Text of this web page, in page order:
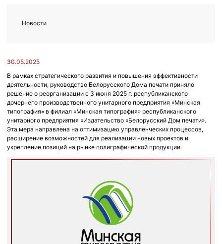
30.05.2025
В рамках стратегического развития и повышения эффективности
деятельности, руководство Белорусского Дома печати приняло
решение о реорганизации с 3 июня 2025 г. республиканского
дочернего производственного унитарного предприятия «Минская
типография» в филиал «Минская типография» республиканского
унитарного предприятия «Издательство «Белорусский Дом печати».
Эта мера направлена на оптимизацию управленческих процессов,
расширение возможностей для реализации новых проектов и
укрепление позиций на рынке полиграфической продукции.
Новости